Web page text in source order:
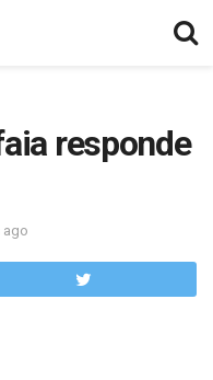
responde
ago